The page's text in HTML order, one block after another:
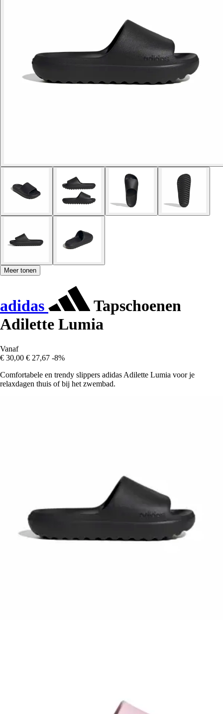
Meer tonen
adidas
Tapschoenen
Adilette Lumia
Vanaf
€ 30,00 € 27,67 -8%
Comfortabele en trendy slippers adidas Adilette Lumia voor je
relaxdagen thuis of bij het zwembad.